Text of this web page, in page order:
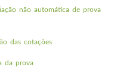
não automática de prova
das cotações
da prova